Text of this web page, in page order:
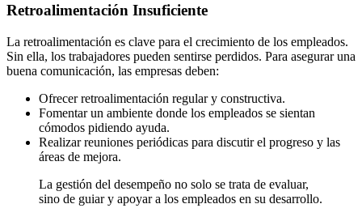
Retroalimentación Insuficiente
La retroalimentación es clave para el crecimiento de los empleados.
Sin ella, los trabajadores pueden sentirse perdidos. Para asegurar una
buena comunicación, las empresas deben:
Ofrecer retroalimentación regular y constructiva.
Fomentar un ambiente donde los empleados se sientan
cómodos pidiendo ayuda.
Realizar reuniones periódicas para discutir el progreso y las
áreas de mejora.
La gestión del desempeño no solo se trata de evaluar,
sino de guiar y apoyar a los empleados en su desarrollo.